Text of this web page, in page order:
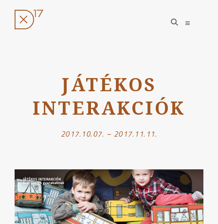
open
search
open
JÁTÉKOS
INTERAKCIÓK
2017.10.07. – 2017.11.11.